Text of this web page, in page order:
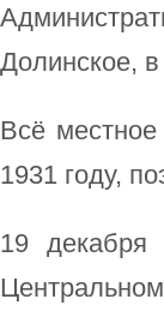
Долинское,
Всё
1931 году,
19